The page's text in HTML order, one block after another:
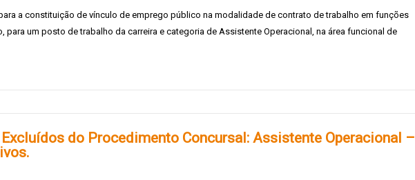
a constituição de vínculo de emprego público na modalidade de contrato de trabalho em funções
um posto de trabalho da carreira e categoria de Assistente Operacional, na área funcional de
do Procedimento Concursal: Assistente Operacional –